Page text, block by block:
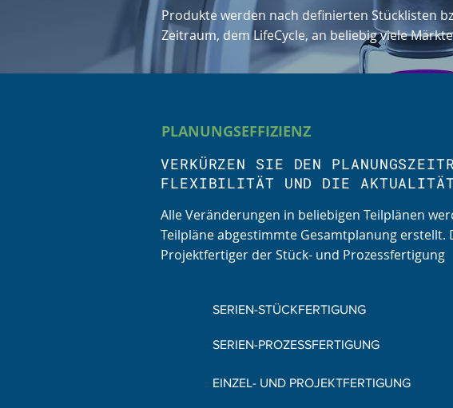
Produkte werden nach definierten Stücklisten
Zeitraum, dem LifeCycle, an beliebig viele
PLANUNGSEFFIZIENZ
VERKÜRZEN SIE DEN
FLEXIBILITÄT UND DIE AKTUALITÄT
Alle Veränderungen in beliebigen Teilplänen
Teilpläne abgestimmte Gesamtplanung erstellt.
Projektfertiger der Stück- und Prozessfertigung
SERIEN-STÜCKFERTIGUNG
SERIEN-PROZESSFERTIGUNG
EINZEL- UND PROJEKTFERTIGUNG